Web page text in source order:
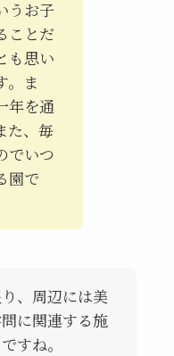
うお子
ことだ
も思い
。ま
年を通
た、毎
でいつ
園で
、周辺には美
に関連する施
すね。